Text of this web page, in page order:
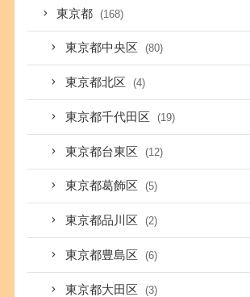
東京都 (168)
東京都中央区 (80)
東京都北区 (4)
東京都千代田区 (19)
東京都台東区 (12)
東京都葛飾区 (5)
東京都品川区 (2)
東京都豊島区 (6)
東京都大田区 (3)